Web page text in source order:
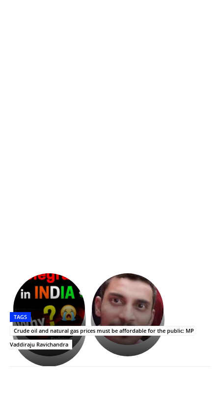
భగవంతుని
ప్రసాదం
తీర్థం..తులసీదళం
లేకుండా
అసంపూర్ణం
కేజీఎఫ్
సినిమాతో
పాన్
ఇండియా
స్టార్
హీరోయిన్‏గా
శ్రీనిధి
Upasana:
భర్తపై
రివెంజ్
తీర్చుకున్న
ఉపాసన..
పాపం
రామ్
TAGS
Crude oil and natural gas prices must be affordable for the public: MP
Vaddiraju Ravichandra